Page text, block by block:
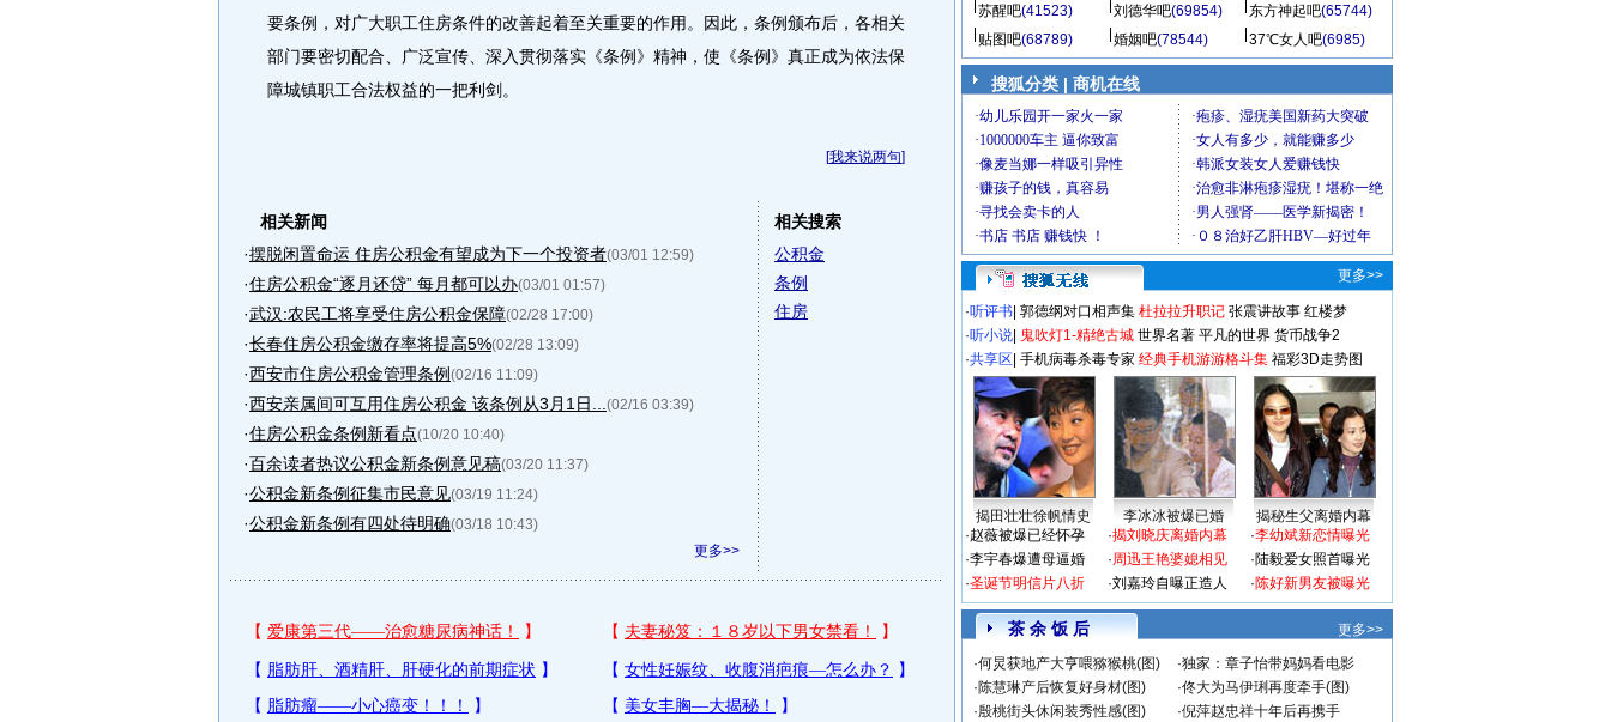
要条例，对广大职工住房条件的改善起着至关重要的作用。因此，条例颁布后，各相关
部门要密切配合、广泛宣传、深入贯彻落实《条例》精神，使《条例》真正成为依法保
障城镇职工合法权益的一把利剑。
[我来说两句]
相关新闻
·摆脱闲置命运 住房公积金有望成为下一个投资者(03/01 12:59)
·住房公积金“逐月还贷” 每月都可以办(03/01 01:57)
·武汉:农民工将享受住房公积金保障(02/28 17:00)
·长春住房公积金缴存率将提高5%(02/28 13:09)
·西安市住房公积金管理条例 (02/16 11:09)
·西安亲属间可互用住房公积金 该条例从3月1日... (02/16 03:39)
·住房公积金条例新看点(10/20 10:40)
·百余读者热议公积金新条例意见稿(03/20 11:37)
·公积金新条例征集市民意见(03/19 11:24)
·公积金新条例有四处待明确(03/18 10:43)
更多>>
相关搜索
公积金
条例
住房
苏醒吧(41523) 刘德华吧(69854) 东方神起吧(65744)
贴图吧(68789) 婚姻吧(78544) 37℃女人吧(6985)
搜狐分类 | 商机在线
更多>>
·听评书 郭德纲对口相声集 杜拉拉升职记 张震讲故事 红楼梦
·听小说 鬼吹灯1-精绝古城 世界名著 平凡的世界 货币战争2
·共享区 手机病毒杀毒专家 经典手机游游格斗集 福彩3D走势图
揭田壮壮徐帆情史 李冰冰被爆已婚
揭秘生父离婚内幕
·赵薇被爆已经怀孕
·李宇春爆遭母逼婚
·圣诞节明信片八折
·揭刘晓庆离婚内幕
·周迅王艳婆媳相见
·刘嘉玲自曝正造人
·李幼斌新恋情曝光
·陆毅爱女照首曝光
·陈好新男友被曝光
茶 余 饭 后
更多>>
·何炅获地产大亨喂猕猴桃(图) ·独家：章子怡带妈妈看电影
·陈慧琳产后恢复好身材(图) ·佟大为马伊琍再度牵手(图)
·殷桃街头休闲装秀性感(图) ·倪萍赵忠祥十年后再携手